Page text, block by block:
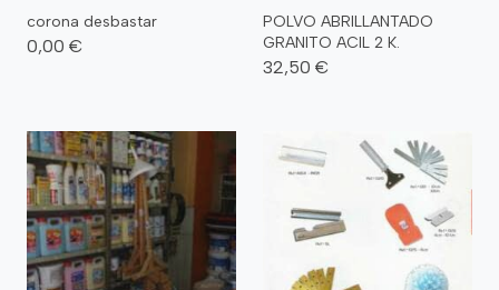
corona desbastar
0,00 €
POLVO ABRILLANTADO
GRANITO ACIL 2 K.
32,50 €